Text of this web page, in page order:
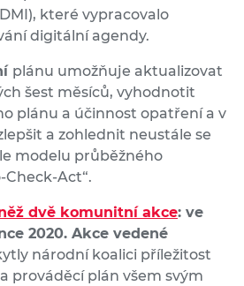
které vypracovalo
digitální agendy.
plánu umožňuje aktualizovat
šest měsíců, vyhodnotit
plánu a účinnost opatření a v
a zohlednit neustále se
modelu průběžného
Check-Act“.
dvě komunitní akce: ve
2020. Akce vedené
národní koalici příležitost
prováděcí plán všem svým